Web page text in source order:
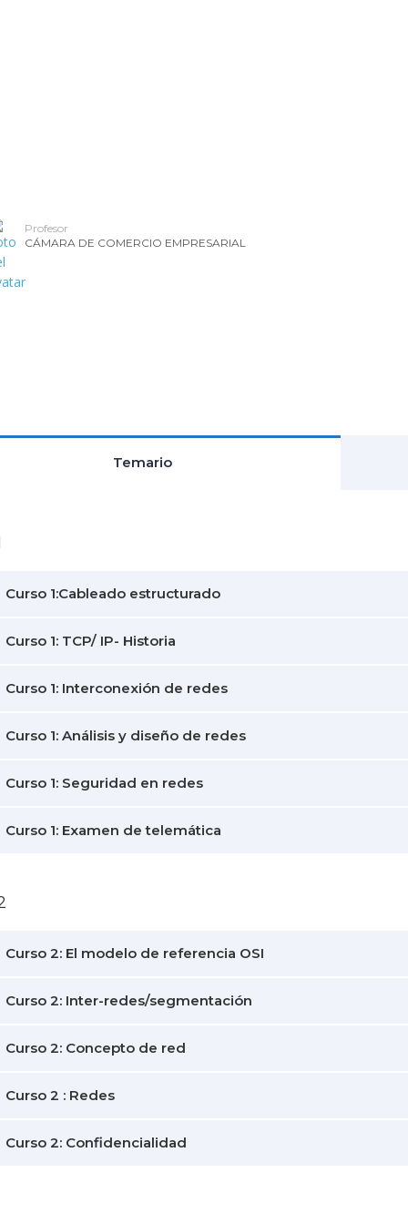
Financieros
Profesor
CÁMARA DE COMERCIO EMPRESARIAL
Temario
Curso 1:Cableado estructurado
Curso 1: TCP/ IP- Historia
Curso 1: Interconexión de redes
Curso 1: Análisis y diseño de redes
Curso 1: Seguridad en redes
Curso 1: Examen de telemática
Curso 2: El modelo de referencia OSI
Curso 2: Inter-redes/segmentación
Curso 2: Concepto de red
Curso 2 : Redes
Curso 2: Confidencialidad